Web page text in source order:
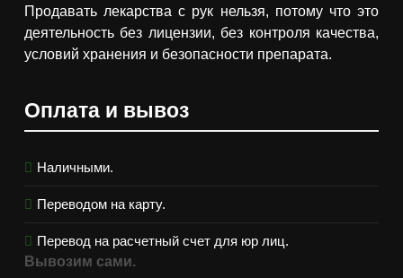
Продавать лекарства с рук нельзя, потому что это
деятельность без лицензии, без контроля качества,
условий хранения и безопасности препарата.
Оплата и вывоз
Наличными.
Переводом на карту.
Перевод на расчетный счет для юр лиц.
Вывозим сами.